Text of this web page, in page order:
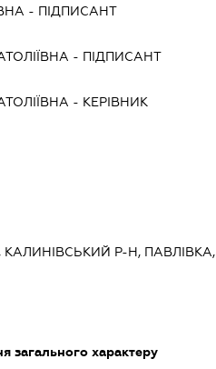
- ПІДПИСАНТ
- ПІДПИСАНТ
- КЕРІВНИК
КАЛИНІВСЬКИЙ Р-Н, ПАВЛІВКА,
загального характеру